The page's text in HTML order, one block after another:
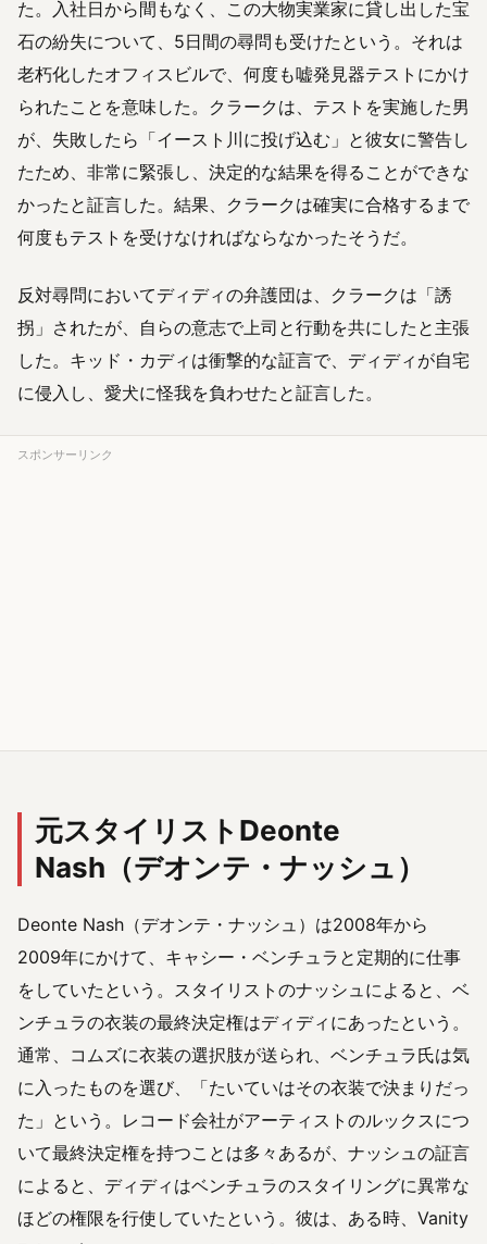
た。入社日から間もなく、この大物実業家に貸し出した宝
石の紛失について、5日間の尋問も受けたという。それは
老朽化したオフィスビルで、何度も嘘発見器テストにかけ
られたことを意味した。クラークは、テストを実施した男
が、失敗したら「イースト川に投げ込む」と彼女に警告し
たため、非常に緊張し、決定的な結果を得ることができな
かったと証言した。結果、クラークは確実に合格するまで
何度もテストを受けなければならなかったそうだ。
反対尋問においてディディの弁護団は、クラークは「誘
拐」されたが、自らの意志で上司と行動を共にしたと主張
した。キッド・カディは衝撃的な証言で、ディディが自宅
に侵入し、愛犬に怪我を負わせたと証言した。
スポンサーリンク
元スタイリストDeonte
Nash（デオンテ・ナッシュ）
Deonte Nash（デオンテ・ナッシュ）は2008年から
2009年にかけて、キャシー・ベンチュラと定期的に仕事
をしていたという。スタイリストのナッシュによると、ベ
ンチュラの衣装の最終決定権はディディにあったという。
通常、コムズに衣装の選択肢が送られ、ベンチュラ氏は気
に入ったものを選び、「たいていはその衣装で決まりだっ
た」という。レコード会社がアーティストのルックスにつ
いて最終決定権を持つことは多々あるが、ナッシュの証言
によると、ディディはベンチュラのスタイリングに異常な
ほどの権限を行使していたという。彼は、ある時、Vanity